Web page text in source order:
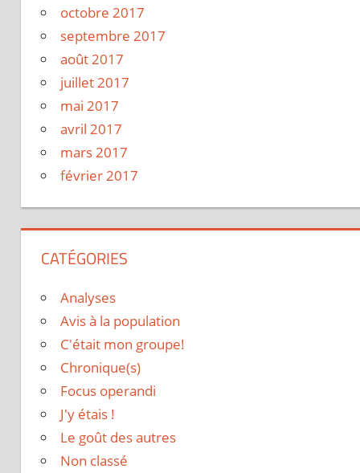
octobre 2017
septembre 2017
août 2017
juillet 2017
mai 2017
avril 2017
mars 2017
février 2017
CATÉGORIES
Analyses
Avis à la population
C'était mon groupe!
Chronique(s)
Focus operandi
J'y étais !
Le goût des autres
Non classé